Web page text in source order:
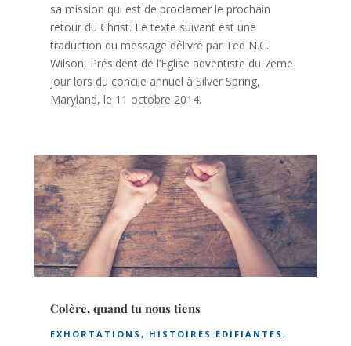
sa mission qui est de proclamer le prochain
retour du Christ. Le texte suivant est une
traduction du message délivré par Ted N.C.
Wilson, Président de l’Eglise adventiste du 7eme
jour lors du concile annuel à Silver Spring,
Maryland, le 11 octobre 2014.
Colère, quand tu nous tiens
EXHORTATIONS , HISTOIRES ÉDIFIANTES ,